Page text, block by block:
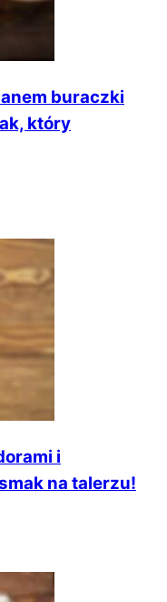
buraczki
który
i
na talerzu!